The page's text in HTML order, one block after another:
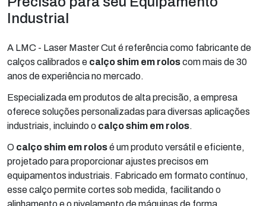
Industrial
A LMC - Laser Master Cut é referência como fabricante de
calços calibrados e calço shim em roloscom mais de 30
anos de experiência no mercado.
Especializada em produtos de alta precisão, a empresa
oferece soluções personalizadas para diversas aplicações
industriais, incluindo o calço shim em rolos.
O calço shim em rolosé um produto versátil e eficiente,
projetado para proporcionar ajustes precisos em
equipamentos industriais. Fabricado em formato contínuo,
esse calço permite cortes sob medida, facilitando o
alinhamento e o nivelamento de máquinas de forma